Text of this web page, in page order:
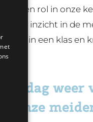
een rol in onze
wij inzicht in de
in een klas en
dag weer
onze